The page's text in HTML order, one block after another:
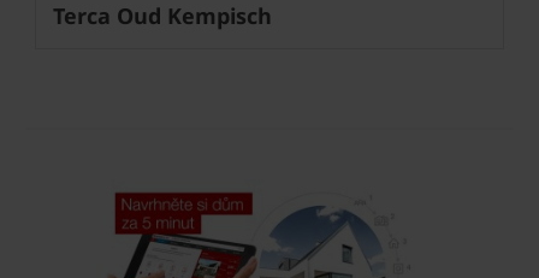
Terca Oud Kempisch